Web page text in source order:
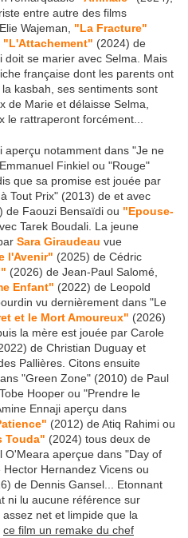
entre autre des films
Wajeman,
"La Fracture"
"L'Attachement" (2024) de
doit se marier avec Selma. Mais
française dont les parents ont
kasbah, ses sentiments sont
de Marie et délaisse Selma,
rattraperont forcément...
aperçu notamment dans "Je ne
Finkiel ou "Rouge"
que sa promise est jouée par
Tout Prix" (2013) de et avec
de Faouzi Bensaïdi ou "Epouse-
Tarek Boudali. La jeune
Sara Giraudeau vue
l'Avenir" (2025) de Cédric
(2026) de Jean-Paul Salomé,
Enfant" (2022) de Leopold
vu dernièrement dans "Le
et le Mort Amoureux" (2026)
la mère est jouée par Carole
de Christian Duguay et
Pallières. Citons ensuite
"Green Zone" (2010) de Paul
Hooper ou "Prendre le
Ennaji aperçu dans
(2012) de Atiq Rahimi ou
Touda" (2024) tous deux de
O'Meara aperçue dans "Day of
Hernandez Vicens ou
de Dennis Gansel... Etonnant
ni lu aucune référence sur
net et limpide que la
ce film un remake du chef